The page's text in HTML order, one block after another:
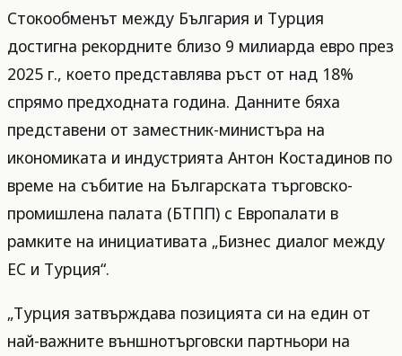
Стокообменът между България и Турция
достигна рекордните близо 9 милиарда евро през
2025 г., което представлява ръст от над 18%
спрямо предходната година. Данните бяха
представени от заместник-министъра на
икономиката и индустрията Антон Костадинов по
време на събитие на Българската търговско-
промишлена палата (БТПП) с Европалати в
рамките на инициативата „Бизнес диалог между
ЕС и Турция“.
„Турция затвърждава позицията си на един от
най-важните външнотърговски партньори на